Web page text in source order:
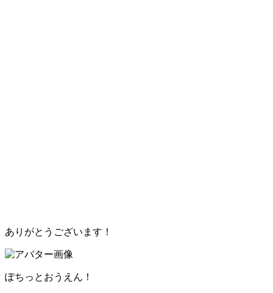
ありがとうございます！
ぽちっとおうえん！